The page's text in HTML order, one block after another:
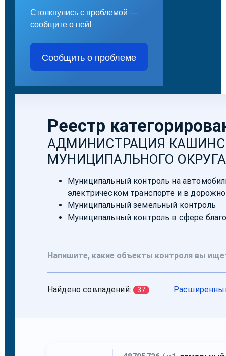
Столкнулись с проблемой —
сообщите о ней!
Сообщить о проблеме